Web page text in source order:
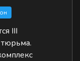
III